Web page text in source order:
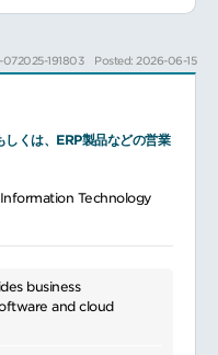
ケース多数
191803 Posted: 2026-06-15
くは、ERP製品などの営業
Information Technology
business
and cloud